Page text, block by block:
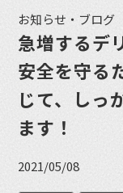
お知らせ・ブログ
急増するデ
安全を守る
じて、しっ
ます！
2021/05/08